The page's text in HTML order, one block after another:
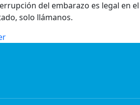
del embarazo es legal en el
solo llámanos.